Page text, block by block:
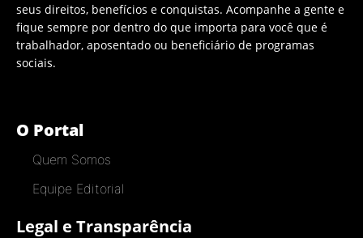
seus direitos, benefícios e conquistas. Acompanhe a gente e
fique sempre por dentro do que importa para você que é
trabalhador, aposentado ou beneficiário de programas
sociais.
O Portal
Quem Somos
Equipe Editorial
Legal e Transparência